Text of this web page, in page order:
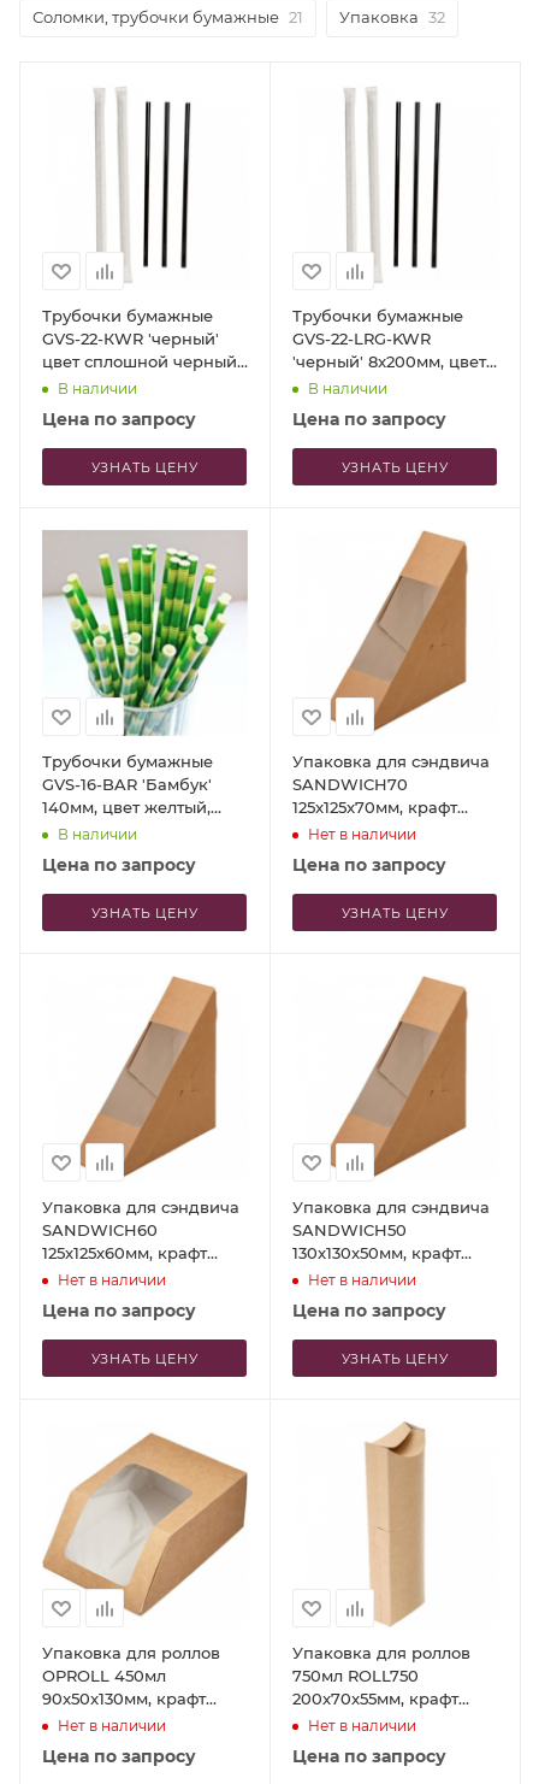
Соломки, трубочки бумажные 21 Упаковка 32
Трубочки бумажные
GVS-22-КWR 'черный'
цвет сплошной черный
в индивидуальной
В наличии
Цена по запросу
УЗНАТЬ ЦЕНУ
Трубочки бумажные
GVS-22-LRG-KWR
'черный' 8x200мм, цвет
сплошной черный, в
упаковке
В наличии
Цена по запросу
УЗНАТЬ ЦЕНУ
Трубочки бумажные
GVS-16-BAR 'Бамбук'
140мм, цвет желтый,
зеленый, 250шт
В наличии
Цена по запросу
УЗНАТЬ ЦЕНУ
Упаковка для сэндвича
SANDWICH70
125x125x70мм, крафт
картон 12шт
Нет в наличии
Цена по запросу
УЗНАТЬ ЦЕНУ
Упаковка для сэндвича
SANDWICH60
125x125x60мм, крафт
картон, 50шт
Нет в наличии
Цена по запросу
УЗНАТЬ ЦЕНУ
Упаковка для сэндвича
SANDWICH50
130x130x50мм, крафт
картон, 50шт
Нет в наличии
Цена по запросу
УЗНАТЬ ЦЕНУ
Упаковка для роллов
OPROLL 450мл
90x50x130мм, крафт
картон, 50шт
Нет в наличии
Цена по запросу
Упаковка для роллов
750мл ROLL750
200x70x55мм, крафт
картон, 50шт
Нет в наличии
Цена по запросу